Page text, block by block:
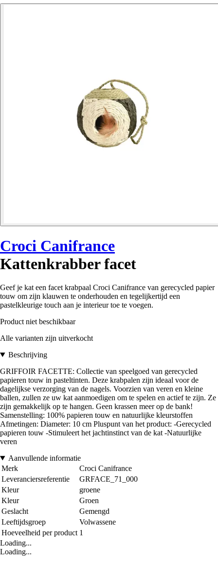
Croci Canifrance
Kattenkrabber facet
Geef je kat een facet krabpaal Croci Canifrance van gerecycled papier
touw om zijn klauwen te onderhouden en tegelijkertijd een
pastelkleurige touch aan je interieur toe te voegen.
Product niet beschikbaar
Alle varianten zijn uitverkocht
Beschrijving
GRIFFOIR FACETTE: Collectie van speelgoed van gerecycled
papieren touw in pasteltinten. Deze krabpalen zijn ideaal voor de
dagelijkse verzorging van de nagels. Voorzien van veren en kleine
ballen, zullen ze uw kat aanmoedigen om te spelen en actief te zijn. Ze
zijn gemakkelijk op te hangen. Geen krassen meer op de bank!
Samenstelling: 100% papieren touw en natuurlijke kleurstoffen
Afmetingen: Diameter: 10 cm Pluspunt van het product: -Gerecycled
papieren touw -Stimuleert het jachtinstinct van de kat -Natuurlijke
veren
Aanvullende informatie
Merk
Croci Canifrance
Leveranciersreferentie
GRFACE_71_000
Kleur
groene
Kleur
Groen
Geslacht
Gemengd
Leeftijdsgroep
Volwassene
Hoeveelheid per product 1
Loading...
Loading...